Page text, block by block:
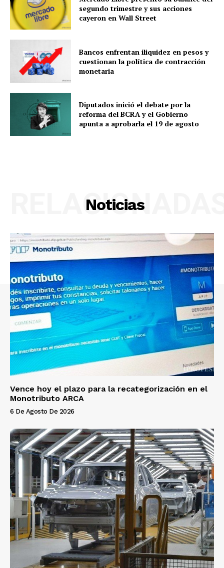
segundo trimestre y sus acciones
cayeron en Wall Street
Bancos enfrentan iliquidez en pesos y
cuestionan la política de contracción
monetaria
Diputados inició el debate por la
reforma del BCRA y el Gobierno
apunta a aprobarla el 19 de agosto
Noticias
Vence hoy el plazo para la recategorización en el
Monotributo ARCA
6 De Agosto De 2026